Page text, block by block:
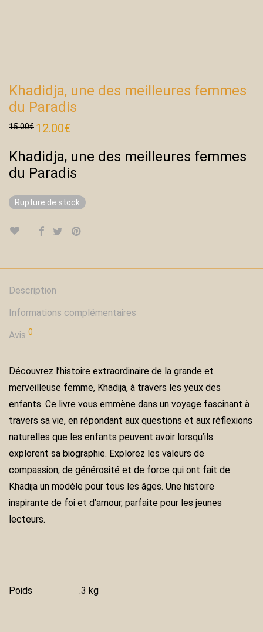
Khadidja, une des meilleures femmes
du Paradis
15.00€ Le
prix
était :
15.00€.
12.00€
12.00€.
Khadidja, une des meilleures femmes
du Paradis
Rupture de stock
Description
Informations complémentaires
Avis 0
Découvrez l’histoire extraordinaire de la grande et
merveilleuse femme, Khadija, à travers les yeux des
enfants. Ce livre vous emmène dans un voyage fascinant à
travers sa vie, en répondant aux questions et aux réflexions
naturelles que les enfants peuvent avoir lorsqu’ils
explorent sa biographie. Explorez les valeurs de
compassion, de générosité et de force qui ont fait de
Khadija un modèle pour tous les âges. Une histoire
inspirante de foi et d’amour, parfaite pour les jeunes
lecteurs.
Poids .3 kg